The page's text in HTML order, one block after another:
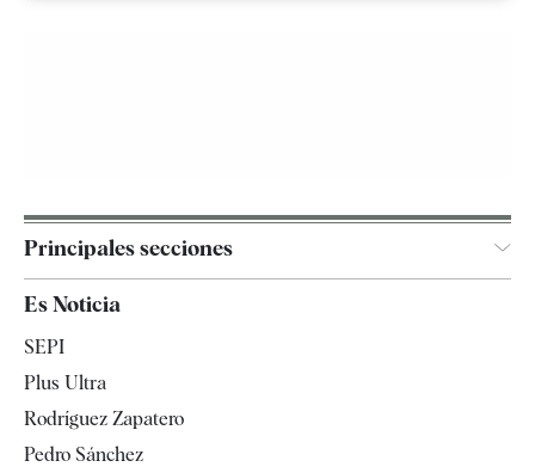
Principales secciones
Televisión
Es Noticia
SEPI
Plus Ultra
Rodríguez Zapatero
Pedro Sánchez